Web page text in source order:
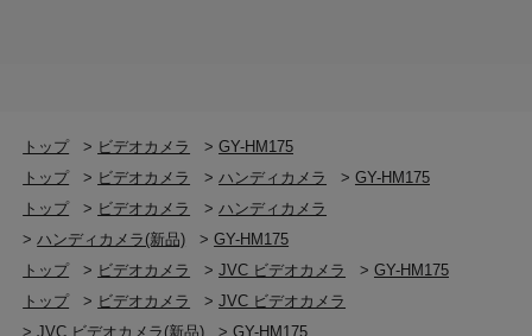
トップ > ビデオカメラ >GY-HM175
トップ
> ビデオカメラ >ハンディカメラ > GY-HM175
トップ
> ビデオカメラ >ハンディカメラ
>ハンディカメラ(新品) >GY-HM175
トップ
> ビデオカメラ >JVC ビデオカメラ > GY-HM175
トップ
> ビデオカメラ >JVC ビデオカメラ
>JVC ビデオカメラ(新品) >GY-HM175